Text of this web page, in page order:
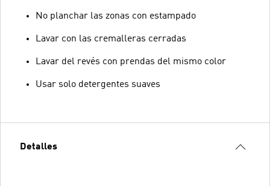
No planchar las zonas con estampado
Lavar con las cremalleras cerradas
Lavar del revés con prendas del mismo color
Usar solo detergentes suaves
Detalles